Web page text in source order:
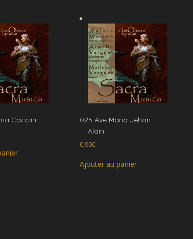
Caccini
025 Ave Maria Jehan
Alain
0,90€
Ajouter au panier